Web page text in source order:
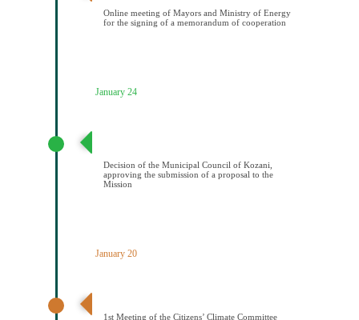
Online meeting of Mayors and Ministry of Energy
for the signing of a memorandum of cooperation
January 24
Decision of the Municipal Council of Kozani,
approving the submission of a proposal to the
Mission
January 20
1st Meeting of the Citizens’ Climate Committee